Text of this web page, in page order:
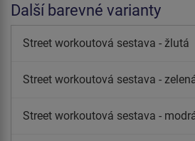
Další barevné varianty
Street workoutová sestava - žlutá
Street workoutová sestava -
Street workoutová sestava -